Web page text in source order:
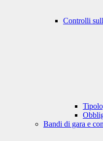
Controlli
Bandi di gara e